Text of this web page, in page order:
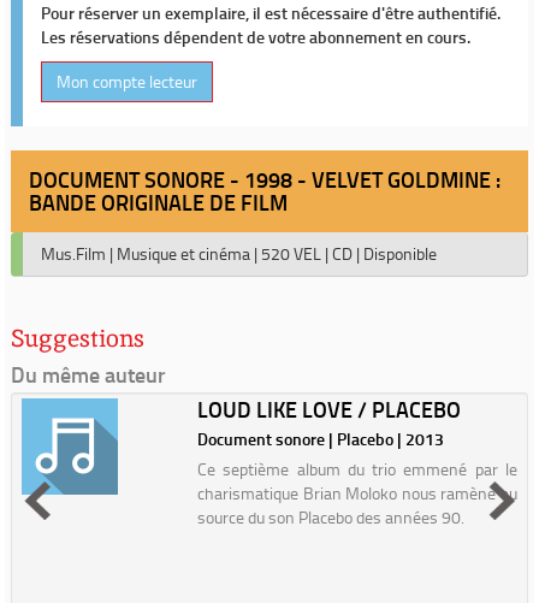
Pour réserver un exemplaire, il est nécessaire d'être authentifié.
Les réservations dépendent de votre abonnement en cours.
Mon compte lecteur
DOCUMENT SONORE - 1998 - VELVET GOLDMINE :
BANDE ORIGINALE DE FILM
Mus.Film | Musique et cinéma | 520 VEL | CD | Disponible
Suggestions
Du même auteur
LOUD LIKE LOVE / PLACEBO
Document sonore | Placebo | 2013
Ce septième album du trio emmené par le
charismatique Brian Moloko nous ramène au
source du son Placebo des années 90.